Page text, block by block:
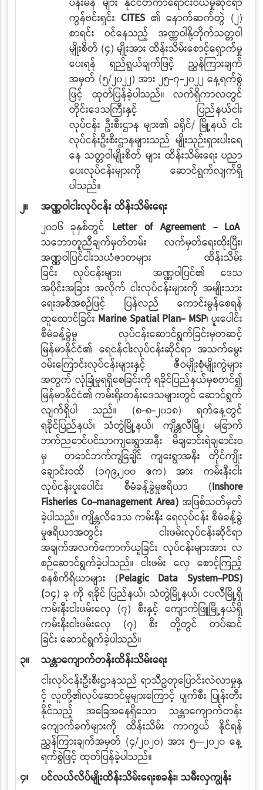
ပန်းမန် များ နိုင်ငံတကာရောင်းဝယ်မှုဆိုင်ရာ
ကွန်ဗင်းရှင်း CITES ၏ နောက်ဆက်တွဲ (၂)
စာရင်း
ဝင်နေသည့် အဏ္ဏဝါနို့တိုက်သတ္တဝါ
မျိုးစိတ် (၄) မျိုးအား ထိန်းသိမ်းစောင့်ရှောက်မှု
ပေးရန် ရည်ရွယ်ချက်ဖြင့် ညွှန်ကြားချက်
အမှတ် (၅/၂၀၂၂) အား ၂၅-၇-၂၀၂၂ နေ့ရက်စွဲ
ဖြင့် ထုတ်ပြန်ခဲ့ပါသည်။ လက်ရှိကာလတွင်
တိုင်းဒေသကြီးနှင့် ပြည်နယ်ငါး
လုပ်ငန်း ဦးစီးဌာန များ၏ ခရိုင်/ မြို့နယ် ငါး
လုပ်ငန်းဦးစီးဌာနများသည် မျိုးသုဉ်းရှားပါးရေ
နေ သတ္တဝါမျိုးစိတ် များ ထိန်းသိမ်းရေး ပညာ
ပေးလုပ်ငန်းများကို ဆောင်ရွက်လျက်ရှိ
ပါသည်။
၂။
အဏ္ဏဝါငါးလုပ်ငန်းထိန်းသိမ်းရေး
၂၀၁၆ ခုနှစ်တွင် Letter of Agreement - LoA
သဘောတူညီချက်မှတ်တမ်း
လက်မှတ်ရေးထိုးပြီး၊
အဏ္ဏဝါပြင်ငါးသယံဇာတများ ထိန်းသိမ်း
ခြင်း
လုပ်ငန်းများ၊ အဏ္ဏဝါပြင်၏ ဒေသ
အပိုင်းအခြား အလိုက် ငါးလုပ်ငန်းများကို အမျိုးသား
ရေးအစီအစဉ်ဖြင့် ပြန်လည် ကောင်းမွန်စေရန်
ထူထောင်ခြင်း Marine Spatial Plan- MSP၊ ပူးပေါင်း
စီမံခန့်ခွဲမှု လုပ်ငန်းဆောင်ရွက်ခြင်းမှတဆင့်
မြန်မာနိုင်ငံ၏ ရေငန်ငါးလုပ်ငန်းဆိုင်ရာ အသက်မွေး
ဝမ်းကြောင်းလုပ်ငန်းများနှင့် ဇီဝမျိုးစုံမျိုးကွဲများ
အတွက် လုံခြုံမှုရရှိစေခြင်းကို ရခိုင်ပြည်နယ်မှစတင်၍
မြန်မာနိုင်ငံ၏ ကမ်းရိုးတန်းဒေသများတွင် ဆောင်ရွက်
လျက်ရှိပါ သည်။ (၈-၈-၂၀၁၈) ရက်နေ့တွင်
ရခိုင်ပြည်နယ်၊ သံတွဲမြို့နယ်၊ ကျိန္တလီမြို့၊မြောက်
ဘက်ညောင်ပင်သာကျေးရွာအနီး မိချောင်းရဲချောင်းဝ
မှ တောင်ဘက်ကြွေချိုင် ကျေးရွာအနီး
တိုင်ကျိုး
ချောင်းဝထိ (၁၇၉,၂၀၀ ဧက) အား ကမ်းနီးငါး
လုပ်ငန်းပူး‌ပေါင်း စီမံခန့်ခွဲမှုဧရိယာ (Inshore
Fisheries Co-management Area)အဖြစ်သတ်မှတ်
ခဲ့ပါသည်။ ကျိန္တလီဒေသ ကမ်းနီး ရေလုပ်ငန်း စီမံခန့်ခွဲ
မှုဧရိယာအတွင်း ငါးဖမ်းလုပ်ငန်းဆိုင်ရာ
အချက်အလက်ကောက်ယူခြင်း လုပ်ငန်းများအား လ
စဉ်ဆောင်ရွက်ခဲ့ပါသည်။ ငါးဖမ်း လှေ စောင့်ကြည့်
စနစ်ကိရိယာများ (Pelagic Data System-PDS)
(၁၄) ခု ကို ရခိုင် ပြည်နယ်၊ သံတွဲမြို့နယ်၊ ငပလီမြို့ရှိ
ကမ်းနီးငါးဖမ်းလှေ (၇) စီးနှင့် ကျောက်ဖြူမြို့နယ်ရှိ
ကမ်းနီးငါးဖမ်းလှေ (၇) စီး တို့တွင်တပ်ဆင်
ခြင်း ဆောင်ရွက်ခဲ့ပါသည်။
၃။
သန္တာကျောက်တန်းထိန်းသိမ်းရေး
ငါးလုပ်ငန်းဦးစီးဌာနသည် ရာသီဥတုပြောင်းလဲလာမှုနှ
င့် လူတို့၏လုပ်ဆောင်မှုများကြောင့် ပျက်စီး ပြုန်းတီး
နိုင်သည့် အခြေအနေရှိသော သန္တာကျောက်တန်း
ကျောက်ခက်များကို ထိန်းသိမ်း
ကာကွယ်
နိုင်ရန်
ညွှန်ကြားချက်အမှတ် (၄/၂၀၂၀) အား ၅--၂၀၂၀ နေ့
ရက်စွဲဖြင့် ထုတ်ပြန်ခဲ့ပါသည်။
၄။
ပင်လယ်လိပ်မျိုးထိန်းသိမ်းရေးစခန်း၊ သမီးလှကျွန်း